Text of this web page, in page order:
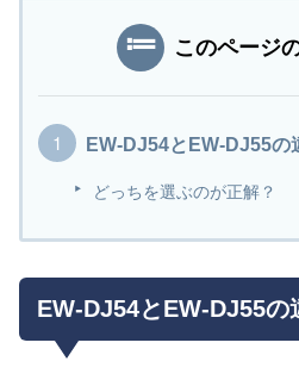
このページ
EW-DJ54とEW-DJ55の
どっちを選ぶのが正解？
EW-DJ54とEW-DJ55の